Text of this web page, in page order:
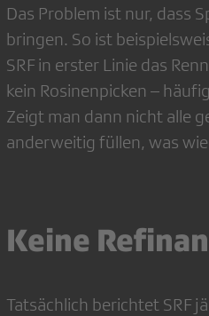
Das Problem ist nur, dass
bringen. So ist
SRF in erster Linie das
kein Rosinenpicken –
Zeigt man dann nicht alle
anderweitig füllen, was
Keine
Tatsächlich berichtet SRF